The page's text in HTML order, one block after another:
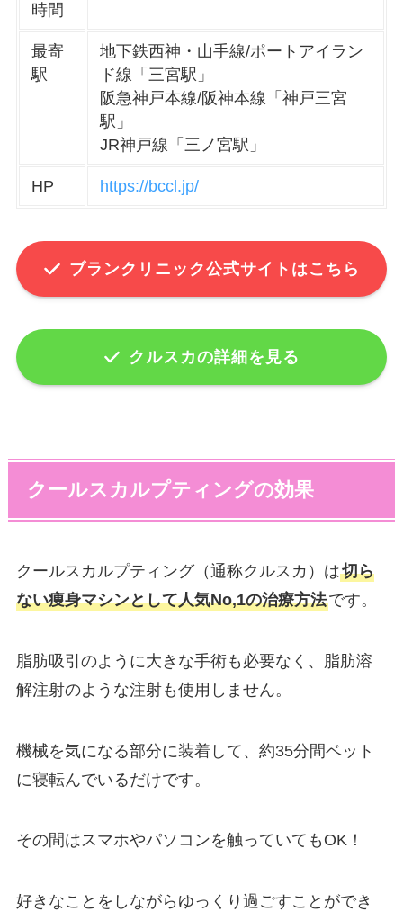
時間
最寄
駅
地下鉄西神・山手線/ポートアイラン
ド線「三宮駅」
阪急神戸本線/阪神本線「神戸三宮
駅」
JR神戸線「三ノ宮駅」
HP https://bccl.jp/
ブランクリニック公式サイトはこちら
クルスカの詳細を見る
クールスカルプティングの効果
クールスカルプティング（通称クルスカ）は切ら
ない痩身マシンとして人気No,1の治療方法です。
脂肪吸引のように大きな手術も必要なく、脂肪溶
解注射のような注射も使用しません。
機械を気になる部分に装着して、約35分間ベット
に寝転んでいるだけです。
その間はスマホやパソコンを触っていてもOK！
好きなことをしながらゆっくり過ごすことができ